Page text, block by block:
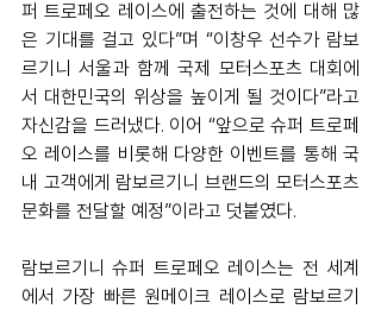
퍼 트로페오 레이스에 출전하는 것에 대해 많
은 기대를 걸고 있다”며 “이창우 선수가 람보
르기니 서울과 함께 국제 모터스포츠 대회에
서 대한민국의 위상을 높이게 될 것이다”라고
자신감을 드러냈다. 이어 “앞으로 슈퍼 트로페
오 레이스를 비롯해 다양한 이벤트를 통해 국
내 고객에게 람보르기니 브랜드의 모터스포츠
문화를 전달할 예정”이라고 덧붙였다.
람보르기니 슈퍼 트로페오 레이스는 전 세계
에서 가장 빠른 원메이크 레이스로 람보르기